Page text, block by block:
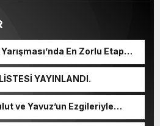
En Zorlu Etap
YAYINLANDI.
ve Yavuz’un Ezgileriyle